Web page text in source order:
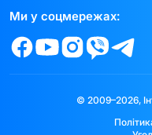
Ми у соцмережах:
© 2009–2026,